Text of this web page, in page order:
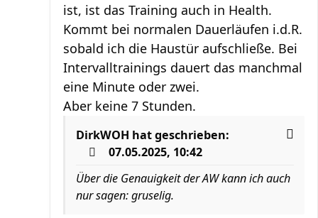
ist, ist das Training auch in Health.
Kommt bei normalen Dauerläufen i.d.R.
sobald ich die Haustür aufschließe. Bei
Intervalltrainings dauert das manchmal
eine Minute oder zwei.
Aber keine 7 Stunden.
DirkWOH hat geschrieben:
07.05.2025, 10:42
Über die Genauigkeit der AW kann ich auch
nur sagen: gruselig.